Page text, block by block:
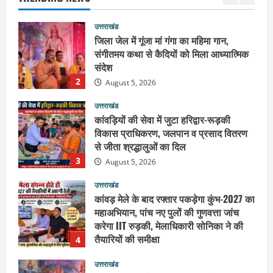
2
जिला जेल में गूंजा मां गंगा का महिमा गान,
संगीतमय कथा से कैदियों को मिला आध्यात्मिक
संदेश
August 5, 2026
3
उत्तराखंड
कांवड़ियों की सेवा में जुटा हरिद्वार-रूड़की
विकास प्राधिकरण, जलपान व प्रसाद वितरण
से जीता श्रद्धालुओं का दिल
August 5, 2026
4
उत्तराखंड
कांवड़ मेले के बाद रफ्तार पकड़ेगा कुंभ-2027 का
महाअभियान, पांच नए पुलों की गुणवत्ता जांच
करेगा IIT रुड़की, मेलाधिकारी सोनिका ने की
तैयारियों की समीक्षा
August 5, 2026
उत्तराखंड
दिन कथाव्यास ने कराया भीष्म जन्म से जुड़े